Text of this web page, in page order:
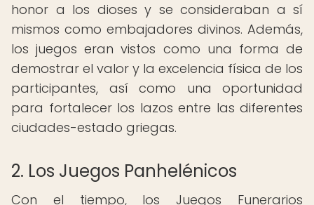
honor a los dioses y se consideraban a sí
mismos como embajadores divinos. Además,
los juegos eran vistos como una forma de
demostrar el valor y la excelencia física de los
participantes, así como una oportunidad
para fortalecer los lazos entre las diferentes
ciudades-estado griegas.
2. Los Juegos Panhelénicos
Con el tiempo, los Juegos Funerarios